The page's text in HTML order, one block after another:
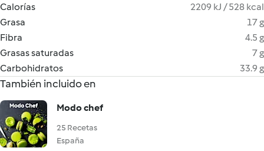
Calorías
2209 kJ / 528 kcal
Grasa
17 g
Fibra
4.5 g
Grasas saturadas
7 g
Carbohidratos
33.9 g
También incluido en
Modo chef
25 Recetas
España